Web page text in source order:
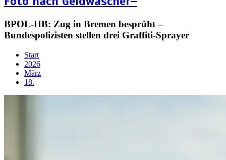
BPOL-HB: Zug in Bremen besprüht –
Bundespolizisten stellen drei Graffiti-Sprayer
Start
2026
März
18.